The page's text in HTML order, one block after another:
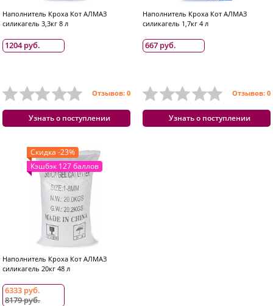
Наполнитель Кроха Кот АЛМАЗ
силикагель 3,3кг 8 л
1204 руб.
Отзывов: 0
Узнать о поступлении
Наполнитель Кроха Кот АЛМАЗ
силикагель 1,7кг 4 л
667 руб.
Отзывов: 0
Узнать о поступлении
Скидка -23%
Кэшбэк 127 баллов
Наполнитель Кроха Кот АЛМАЗ
силикагель 20кг 48 л
6333 руб.
8179 руб.